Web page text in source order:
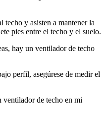
techo y asisten a mantener la
pies entre el techo y el suelo.
hay un ventilador de techo
perfil, asegúrese de medir el
ventilador de techo en mi